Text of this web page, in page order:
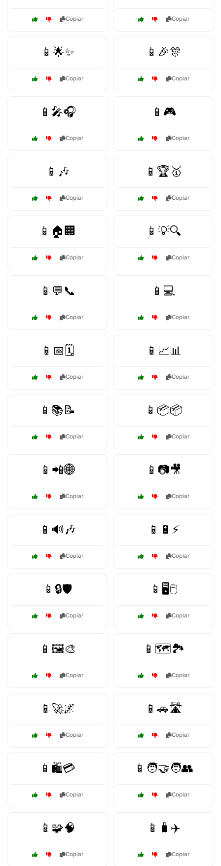
Copiar Copiar
📱🌟✨
Copiar
📱🎉🎊
Copiar
📱🎤🎧
Copiar
📱🎮
Copiar
📱🎶
Copiar
📱🏆🥇
Copiar
📱🏠🏢
Copiar
📱💡🔍
Copiar
📱💬📞
Copiar
📱💻
Copiar
📱📅🗓️
Copiar
📱📈📊
Copiar
📱📚📝
Copiar
📱📦📦
Copiar
📱📲🌐
Copiar
📱📷🎥
Copiar
📱🔊🎶
Copiar
📱🔋⚡
Copiar
📱🔒🛡️
Copiar
📱🖥️🖱️
Copiar
📱🖼️🎨
Copiar
📱🗺️🏞️
Copiar
📱🚀🌌
Copiar
📱🚗🛣️
Copiar
📱🛍️💳
Copiar
📱🧑‍🤝‍🧑👥
Copiar
📱🧩🧠
Copiar
📱🧳✈️
Copiar